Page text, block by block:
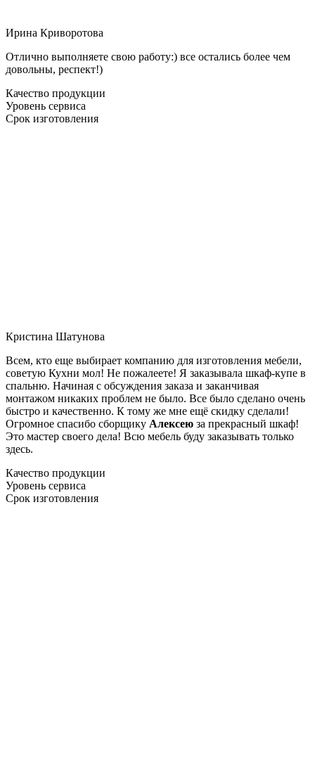
Ирина Криворотова
Отлично выполняете свою работу:) все остались более чем
довольны, респект!)
Качество продукции
Уровень сервиса
Срок изготовления
Кристина Шатунова
Всем, кто еще выбирает компанию для изготовления мебели,
советую Кухни мол! Не пожалеете! Я заказывала шкаф-купе в
спальню. Начиная с обсуждения заказа и заканчивая
монтажом никаких проблем не было. Все было сделано очень
быстро и качественно. К тому же мне ещё скидку сделали!
Огромное спасибо сборщику Алексею за прекрасный шкаф!
Это мастер своего дела! Всю мебель буду заказывать только
здесь.
Качество продукции
Уровень сервиса
Срок изготовления